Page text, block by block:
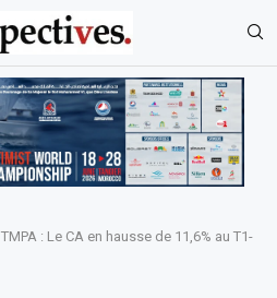
TMPA : Le CA en hausse de 11,6% au T1-